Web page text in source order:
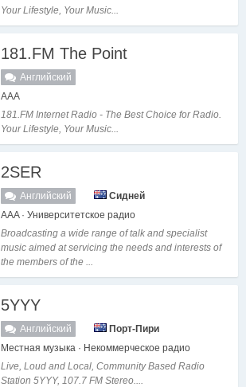
Your Lifestyle, Your Music...
181.FM The Point
Английский
AAA
181.FM Internet Radio - The Best Choice for Radio.
Your Lifestyle, Your Music...
2SER
Английский
Сидней
AAA · Университетское радио
Broadcasting a wide range of talk and specialist
music aimed at servicing the needs and interests of
the members of the ...
5YYY
Английский
Порт-Пири
Местная музыка · Некоммерческое радио
Live, Loud and Local, Community Based Radio
Station 5YYY, 107.7 FM Stereo....